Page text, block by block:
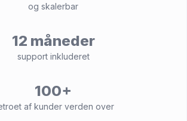
og skalerbar
12 måneder
support inkluderet
100+
af kunder verden over